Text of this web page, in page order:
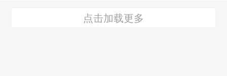
点击加载更多